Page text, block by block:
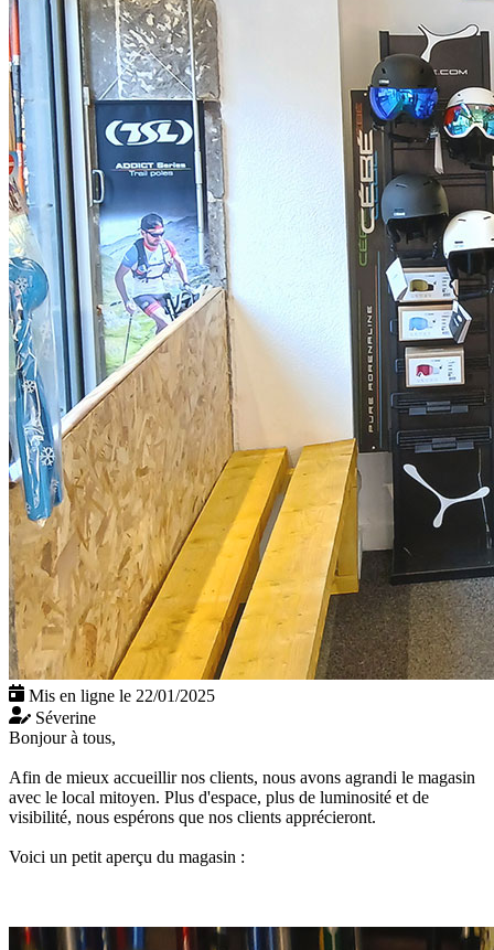
Mis en ligne le 22/01/2025
Séverine
Bonjour à tous,
Afin de mieux accueillir nos clients, nous avons agrandi le magasin
avec le local mitoyen. Plus d'espace, plus de luminosité et de
visibilité, nous espérons que nos clients apprécieront.
Voici un petit aperçu du magasin :